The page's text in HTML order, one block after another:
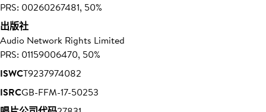
PRS: 00260267481, 50%
出版社
Audio Network Rights Limited
PRS: 01159006470, 50%
ISWCT9237974082
ISRCGB-FFM-17-50253